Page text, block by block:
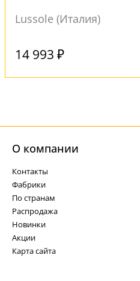
Lussole (Италия)
14 993 ₽
О компании
Контакты
Фабрики
По странам
Распродажа
Новинки
Акции
Карта сайта